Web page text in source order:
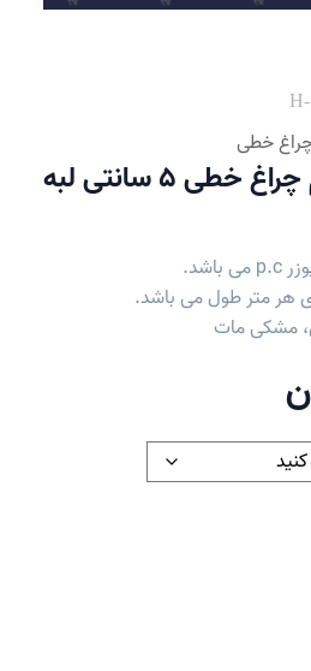
چراغ خطی
پروفیل الومینیوم چراغ خطی 5 سانتی لبه
مشکی مات